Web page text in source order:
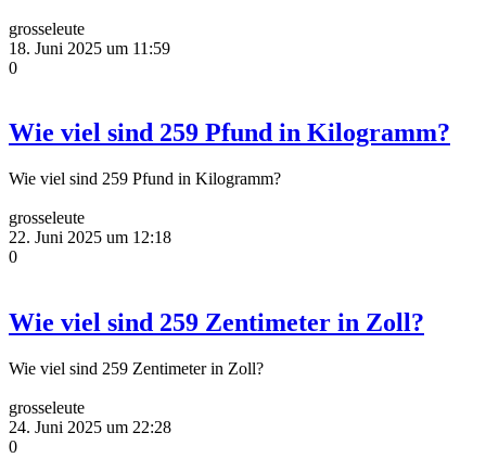
grosseleute
18. Juni 2025 um 11:59
0
Wie viel sind 259 Pfund in Kilogramm?
Wie viel sind 259 Pfund in Kilogramm?
grosseleute
22. Juni 2025 um 12:18
0
Wie viel sind 259 Zentimeter in Zoll?
Wie viel sind 259 Zentimeter in Zoll?
grosseleute
24. Juni 2025 um 22:28
0